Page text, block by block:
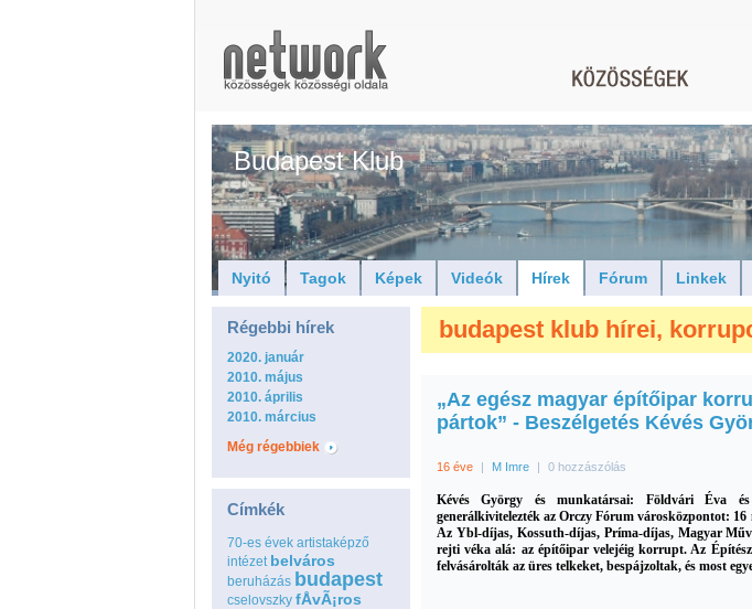
Budapest Klub
Nyitó Tagok Képek Videók Hírek Fórum Linkek
Régebbi hírek
2020. január
2010. május
2010. április
2010. március
Még régebbiek
Címkék
70-es évek artistaképző
intézet belváros
beruházás budapest
cselovszky fÅvÃ¡ros
budapest klub hírei,
„Az egész magyar építőipar
pártok” - Beszélgetés Kévés
16 éve | M Imre | 0 hozzászólás
Kévés György és munkatársai: Földvári Éva é
generálkivitelezték az Orczy Fórum városközpontot:
Az Ybl-díjas, Kossuth-díjas, Príma-díjas, Magyar
rejti véka alá: az építőipar velejéig korrupt. Az
felvásárolták az üres telkeket, bespájzoltak, és most